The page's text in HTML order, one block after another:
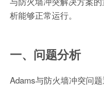
析能够正常运行。
一、问题分析
Adams与防火墙冲突问